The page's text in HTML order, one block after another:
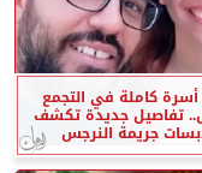
كاملة في التجمع
تفاصيل جديدة تكشف
جريمة النرجس